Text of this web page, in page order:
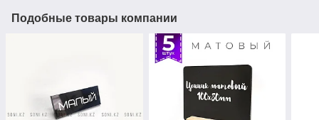
Подобные товары компании